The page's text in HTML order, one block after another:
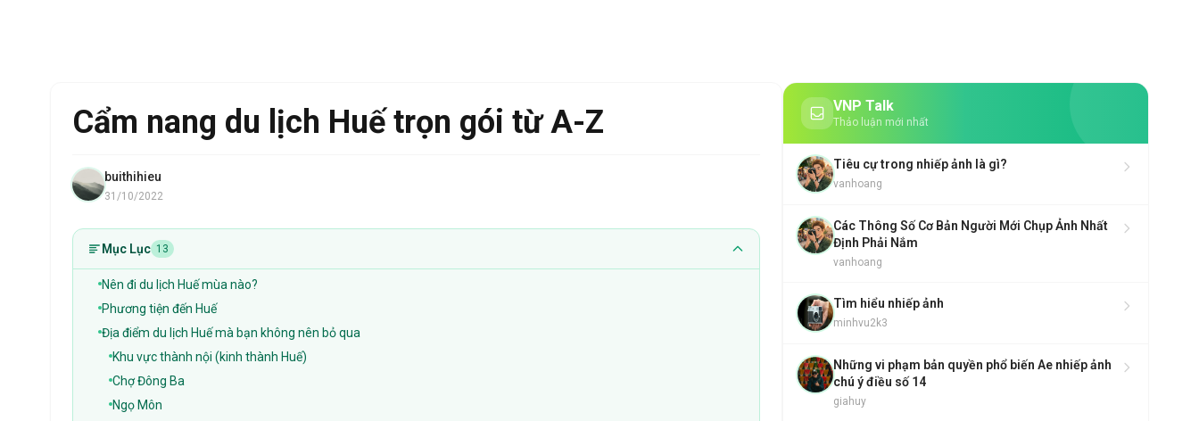
Cẩm nang du lịch Huế trọn gói từ A-Z
buithihieu
31/10/2022
Mục Lục 13
Nên đi du lịch Huế mùa nào?
Phương tiện đến Huế
Địa điểm du lịch Huế mà bạn không nên bỏ qua
Khu vực thành nội (kinh thành Huế)
Chợ Đông Ba
Ngọ Môn
VNP Talk
Thảo luận mới nhất
Tiêu cự trong nhiếp ảnh là gì?
vanhoang
Các Thông Số Cơ Bản Người Mới Chụp Ảnh Nhất
Định Phải Nắm
vanhoang
Tìm hiểu nhiếp ảnh
minhvu2k3
Những vi phạm bản quyền phổ biến Ae nhiếp ảnh
chú ý điều số 14
giahuy